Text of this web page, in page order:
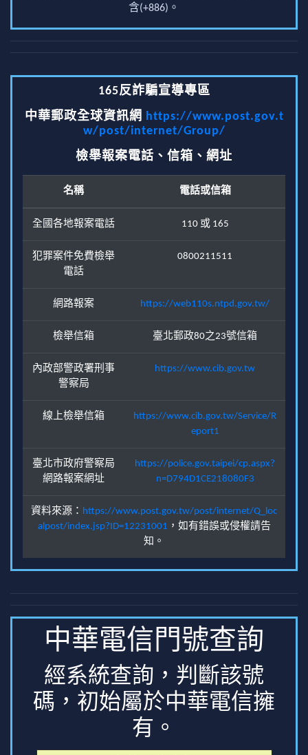
含(+886)。
165反詐騙宣導專區
中華郵政全球資訊網 https://www.post.gov.t
w/post/internet/Group/
檢舉報案電話、信箱、網址
名稱 電話或信箱
全國各地報案電話 110 或 165
犯罪案件免費檢舉
電話
0800211511
網路報案 https://web110s.ntpd.gov.tw/
檢舉信箱 臺北郵政80之23號信箱
內政部警政署刑事
警察局
https://www.cib.gov.tw
線上檢舉信箱
https://www.cib.gov.tw/Service/R
eport1
臺北市政府警察局
網路報案網址
https://police.gov.taipei/cp.aspx?
n=D794D1CE218080F3
資料來源： https://www.post.gov.tw/post/internet/Q_loc
alpost/index.jsp?ID=12231001 ，如有錯誤或侵權請告
知。
中華電信門號查詢
經系統查詢，判斷該號
碼，初始屬於中華電信擁
有。